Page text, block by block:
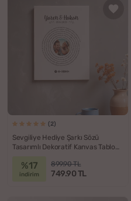
(2)
Sevgiliye Hediye Şarkı Sözü
Tasarımlı Dekoratif Kanvas Tablo
%17
indirim
899.90 TL
749.90 TL